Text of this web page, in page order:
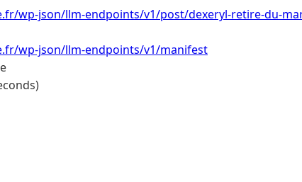
wp-json/llm-endpoints/v1/post/dexeryl-retire-du-
wp-json/llm-endpoints/v1/manifest